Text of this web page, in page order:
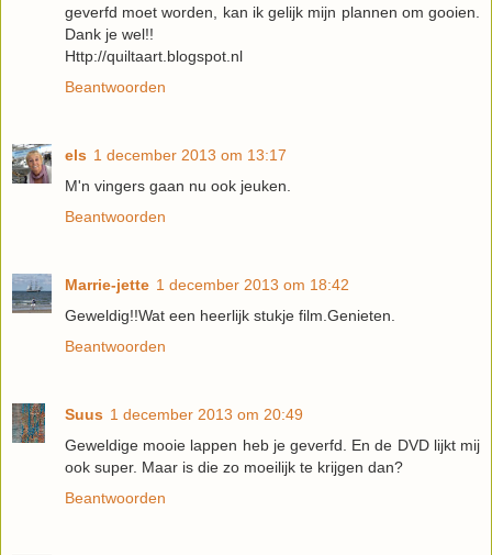
geverfd moet worden, kan ik gelijk mijn plannen om gooien.
Dank je wel!!
Http://quiltaart.blogspot.nl
Beantwoorden
els 1 december 2013 om 13:17
M'n vingers gaan nu ook jeuken.
Beantwoorden
Marrie-jette 1 december 2013 om 18:42
Geweldig!!Wat een heerlijk stukje film.Genieten.
Beantwoorden
Suus 1 december 2013 om 20:49
Geweldige mooie lappen heb je geverfd. En de DVD lijkt mij
ook super. Maar is die zo moeilijk te krijgen dan?
Beantwoorden